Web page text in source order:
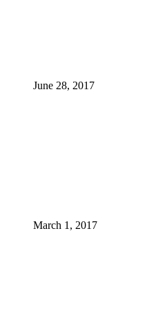
June 28, 2017
March 1, 2017